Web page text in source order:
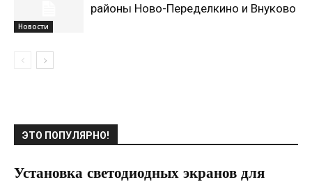
Новости
районы Ново-Переделкино и Внуково
ЭТО ПОПУЛЯРНО!
Установка светодиодных экранов для